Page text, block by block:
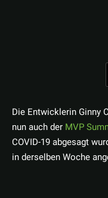
Die Entwicklerin Ginny
nun auch der MVP
COVID-19 abgesagt
in derselben Woche